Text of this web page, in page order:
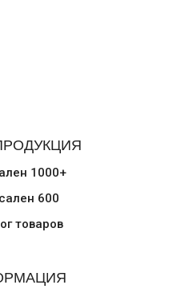
1000+
600
товаров